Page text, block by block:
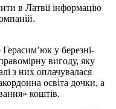
в Латвії інформацію
у березні-
вигоду, яку
з них оплачувалася
освіта дочки, а
коштів.